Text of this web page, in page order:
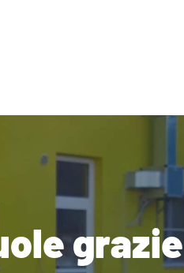
grazie